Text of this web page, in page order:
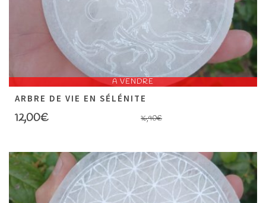
A VENDRE
ARBRE DE VIE EN SÉLÉNITE
16,90€
12,00€